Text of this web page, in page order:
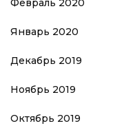
Январь 2020
Декабрь 2019
Ноябрь 2019
Октябрь 2019